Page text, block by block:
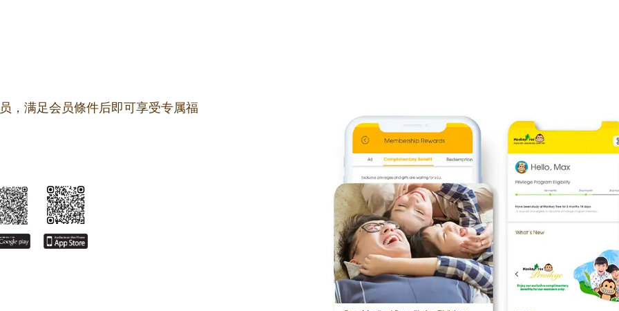
，满足会员條件后即可享受专属福